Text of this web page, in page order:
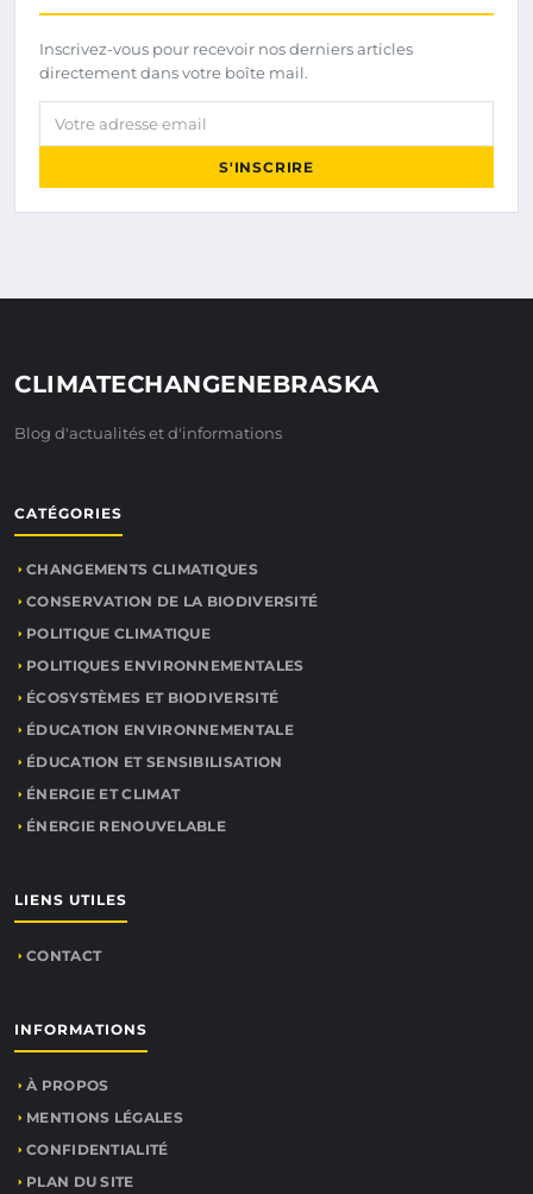
Inscrivez-vous pour recevoir nos derniers articles
directement dans votre boîte mail.
Votre adresse email
S'INSCRIRE
CLIMATECHANGENEBRASKA
Blog d'actualités et d'informations
CATÉGORIES
CHANGEMENTS CLIMATIQUES
CONSERVATION DE LA BIODIVERSITÉ
POLITIQUE CLIMATIQUE
POLITIQUES ENVIRONNEMENTALES
ÉCOSYSTÈMES ET BIODIVERSITÉ
ÉDUCATION ENVIRONNEMENTALE
ÉDUCATION ET SENSIBILISATION
ÉNERGIE ET CLIMAT
ÉNERGIE RENOUVELABLE
LIENS UTILES
CONTACT
INFORMATIONS
À PROPOS
MENTIONS LÉGALES
CONFIDENTIALITÉ
PLAN DU SITE